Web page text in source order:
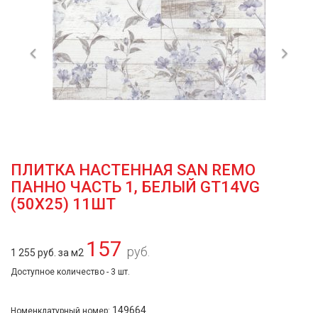
Previous
ПЛИТКА НАСТЕННАЯ SAN REMO
ПАННО ЧАСТЬ 1, БЕЛЫЙ GT14VG
(50Х25) 11ШТ
1 255 руб. за м2 157 руб.
Доступное количество - 3 шт.
Номенклатурный номер: 149664